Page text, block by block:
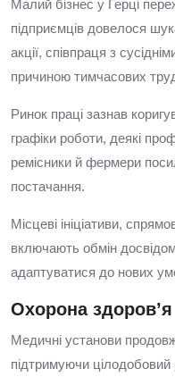
Малий бізнес у Герці
підприємців довелося
акції, співпраця з
причиною тимчасових
Ринок праці зазнав
графіки роботи, деякі
ремісники й фермери
постачання.
Місцеві ініціативи,
включають обмін досвідом
адаптуватися до нових
Охорона здоров’я
Медичні установи
підтримуючи